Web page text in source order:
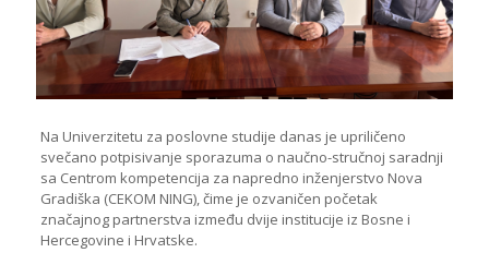
Na Univerzitetu za poslovne studije danas je upriličeno
svečano potpisivanje sporazuma o naučno-stručnoj saradnji
sa Centrom kompetencija za napredno inženjerstvo Nova
Gradiška (CEKOM NING), čime je ozvaničen početak
značajnog partnerstva između dvije institucije iz Bosne i
Hercegovine i Hrvatske.